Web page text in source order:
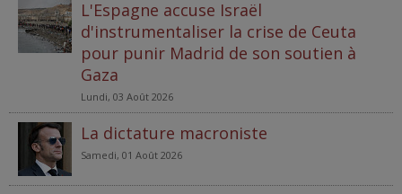
L'Espagne accuse Israël
d'instrumentaliser la crise de Ceuta
pour punir Madrid de son soutien à
Gaza
Lundi, 03 Août 2026
La dictature macroniste
Samedi, 01 Août 2026